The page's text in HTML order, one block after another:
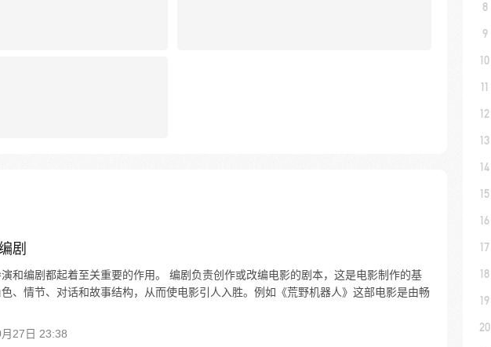
剧
和编剧都起着至关重要的作用。 编剧负责创作或改编电影的剧本，这是电影制作的基
、情节、对话和故事结构，从而使电影引人入胜。例如《荒野机器人》这部电影是由畅
27日 23:38
8
9
10
11
12
13
14
15
16
17
18
19
20